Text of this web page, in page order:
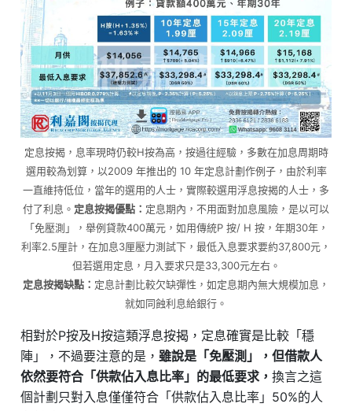
定息按揭，息率現時仍較H按為高，按過往經驗，多數在加息周期時
選用較為划算，以2009 年推出的 10 年定息計劃作例子，由於利率
一直維持低位，當年的選用的人士，實際較選用浮息按揭的人士，多
付了利息。 定息按揭優點： 定息期內，不用面對加息風險，是以可以
「免壓測」，舉例貸款400萬元，如用傳統P 按/ H 按，年期30年，
利率2.5厘計，在加息3厘壓力測試下，最低入息要求要約37,800元，
但若選用定息，月入要求只是33,300元左右。
定息按揭缺點： 定息計劃比較欠缺彈性，如定息期內無大規模加息，
就如同蝕利息給銀行。
相對於P按及H按這類浮息按揭，定息確實是比較「穩
陣」，不過要注意的是，雖說是「免壓測」，但借款人
依然要符合「供款佔入息比率」的最低要求，換言之這
個計劃只對入息僅僅符合「供款佔入息比率」50%的人